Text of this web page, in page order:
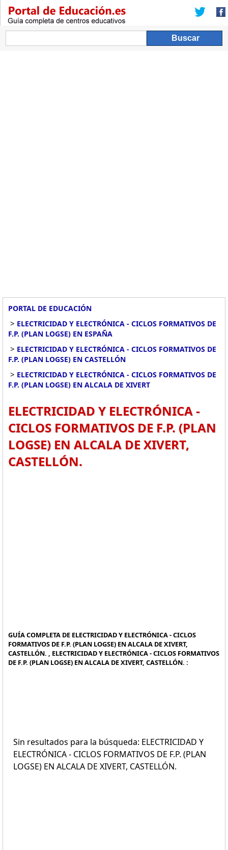
PORTAL DE EDUCACIÓN
> ELECTRICIDAD Y ELECTRÓNICA - CICLOS FORMATIVOS DE
F.P. (PLAN LOGSE) EN ESPAÑA
> ELECTRICIDAD Y ELECTRÓNICA - CICLOS FORMATIVOS DE
F.P. (PLAN LOGSE) EN CASTELLÓN
> ELECTRICIDAD Y ELECTRÓNICA - CICLOS FORMATIVOS DE
F.P. (PLAN LOGSE) EN ALCALA DE XIVERT
ELECTRICIDAD Y ELECTRÓNICA -
CICLOS FORMATIVOS DE F.P. (PLAN
LOGSE) EN ALCALA DE XIVERT,
CASTELLÓN.
GUÍA COMPLETA DE ELECTRICIDAD Y ELECTRÓNICA - CICLOS
FORMATIVOS DE F.P. (PLAN LOGSE) EN ALCALA DE XIVERT,
CASTELLÓN. , ELECTRICIDAD Y ELECTRÓNICA - CICLOS FORMATIVOS
DE F.P. (PLAN LOGSE) EN ALCALA DE XIVERT, CASTELLÓN. :
Sin resultados para la búsqueda: ELECTRICIDAD Y
ELECTRÓNICA - CICLOS FORMATIVOS DE F.P. (PLAN
LOGSE) EN ALCALA DE XIVERT, CASTELLÓN.